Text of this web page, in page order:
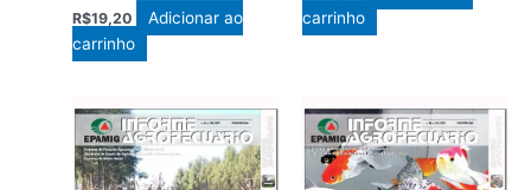
R$19,20
Adicionar ao
carrinho
carrinho